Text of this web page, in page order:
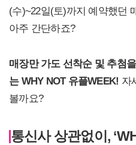
(수)~22일(토)까지 예약했던
아주 간단하죠?
매장만 가도 선착순 및 추첨
는 WHY NOT 유플WEEK! 자
볼까요?
통신사 상관없이,